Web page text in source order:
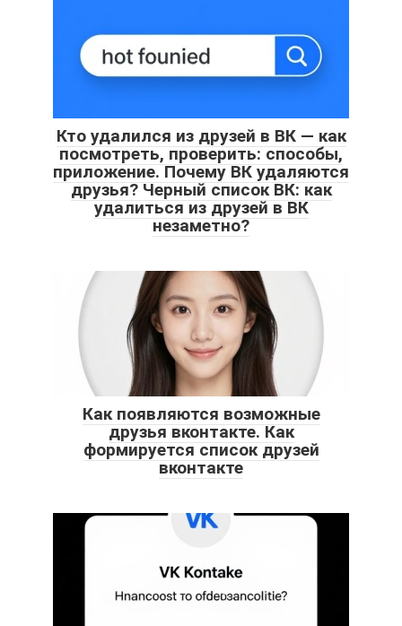
Кто удалился из друзей в ВК — как
посмотреть, проверить: способы,
приложение. Почему ВК удаляются
друзья? Черный список ВК: как
удалиться из друзей в ВК
незаметно?
Как появляются возможные
друзья вконтакте. Как
формируется список друзей
вконтакте